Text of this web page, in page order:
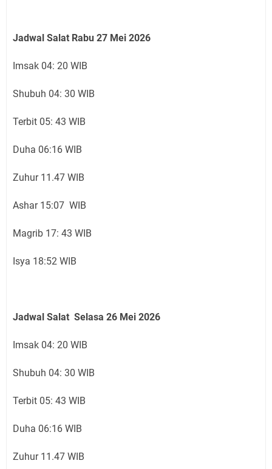
Jadwal Salat Rabu 27 Mei 2026
Imsak 04: 20 WIB
Shubuh 04: 30 WIB
Terbit 05: 43 WIB
Duha 06:16 WIB
Zuhur 11.47 WIB
Ashar 15:07 WIB
Magrib 17: 43 WIB
Isya 18:52 WIB
Jadwal Salat Selasa 26 Mei 2026
Imsak 04: 20 WIB
Shubuh 04: 30 WIB
Terbit 05: 43 WIB
Duha 06:16 WIB
Zuhur 11.47 WIB